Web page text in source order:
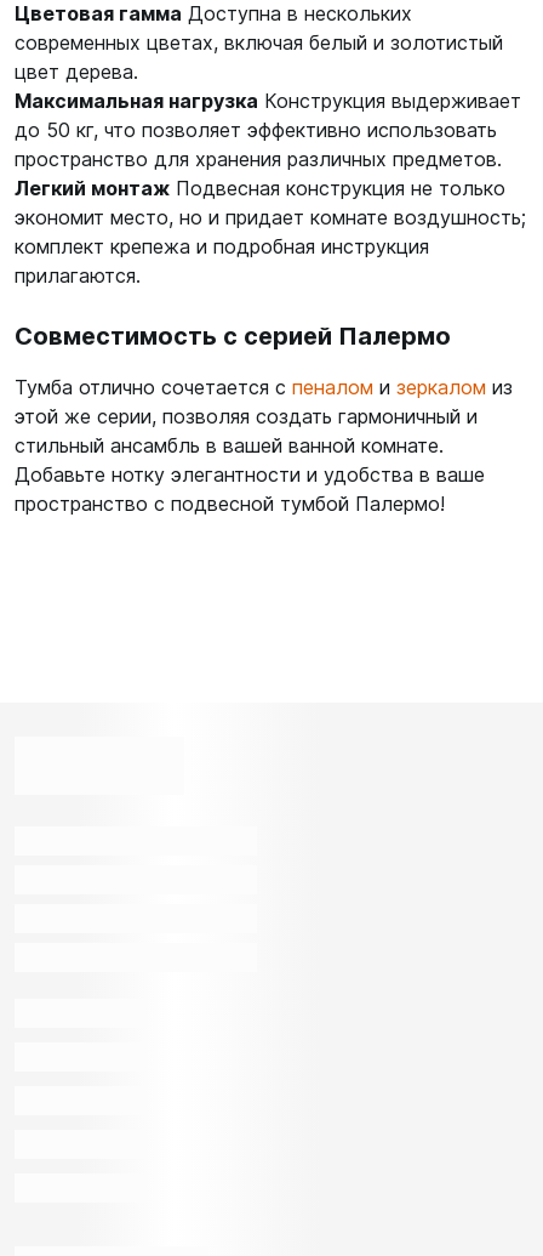
Цветовая гамма Доступна в нескольких
современных цветах, включая белый и золотистый
цвет дерева.
Максимальная нагрузка Конструкция выдерживает
до 50 кг, что позволяет эффективно использовать
пространство для хранения различных предметов.
Легкий монтаж Подвесная конструкция не только
экономит место, но и придает комнате воздушность;
комплект крепежа и подробная инструкция
прилагаются.
Совместимость с серией Палермо
Тумба отлично сочетается с пеналом и зеркалом из
этой же серии, позволяя создать гармоничный и
стильный ансамбль в вашей ванной комнате.
Добавьте нотку элегантности и удобства в ваше
пространство с подвесной тумбой Палермо!